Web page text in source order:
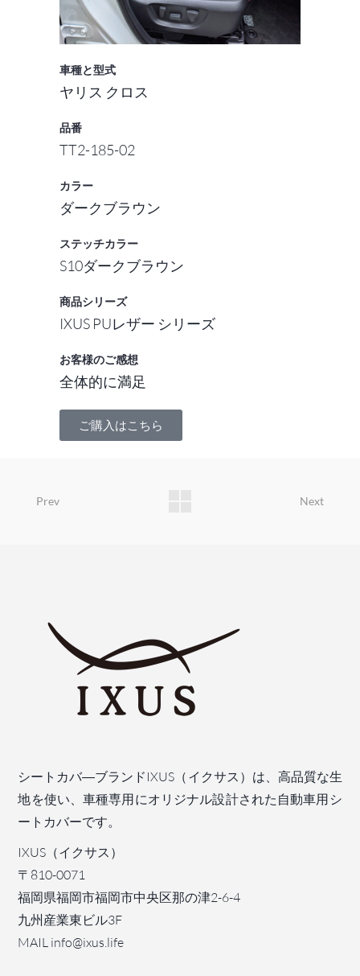
車種と型式
ヤリス クロス
品番
TT2-185-02
カラー
ダークブラウン
ステッチカラー
S10ダークブラウン
商品シリーズ
IXUS PUレザー シリーズ
お客様のご感想
全体的に満足
ご購入はこちら
Prev Next
シートカバ―ブランドIXUS（イクサス）は、高品質な生
地を使い、車種専用にオリジナル設計された自動車用シ
ートカバーです。
IXUS（イクサス）
〒810-0071
福岡県福岡市福岡市中央区那の津2-6-4
九州産業東ビル3F
MAIL info@ixus.life